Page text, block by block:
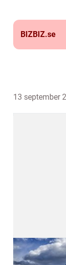
BIZBIZ.se
13 september